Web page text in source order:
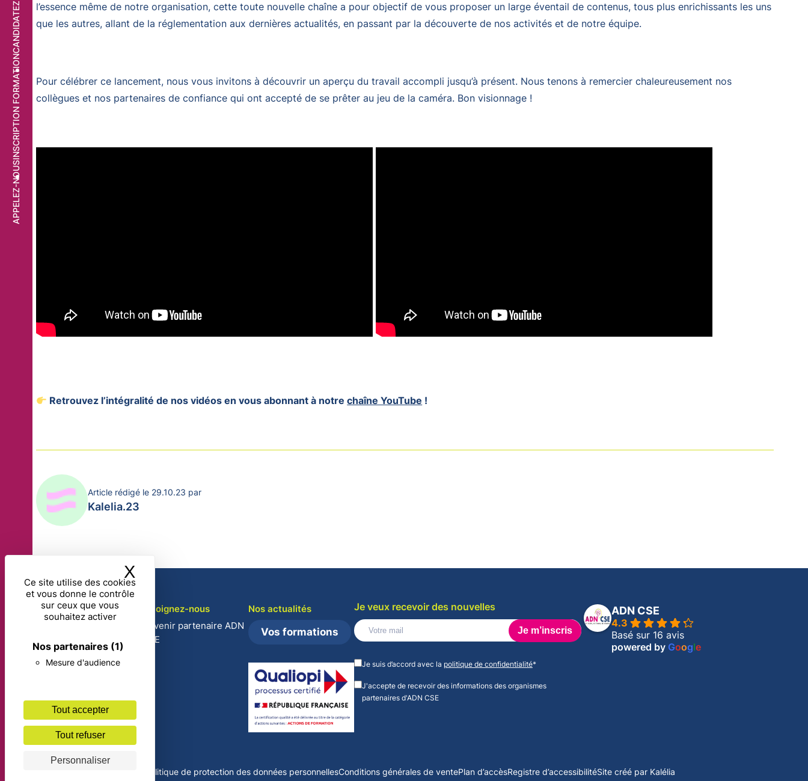
Ce site utilise des cookies
et vous donne le contrôle
sur ceux que vous
souhaitez activer
Nos partenaires (1)
Mesure d'audience
Tout accepter
Tout refuser
Personnaliser
X Masquer le bandeau des cookies
APPELEZ-NOUS
INSCRIPTION FORMATION
CANDIDATEZ
l’essence même de notre organisation, cette toute nouvelle chaîne a pour objectif de vous proposer un large éventail de contenus, tous plus enrichissants les uns
que les autres, allant de la réglementation aux dernières actualités, en passant par la découverte de nos activités et de notre équipe.
Pour célébrer ce lancement, nous vous invitons à découvrir un aperçu du travail accompli jusqu’à présent. Nous tenons à remercier chaleureusement nos
collègues et nos partenaires de confiance qui ont accepté de se prêter au jeu de la caméra. Bon visionnage !
Retrouvez l’intégralité de nos vidéos en vous abonnant à notrechaîne YouTube !
Article rédigé le 29.10.23 par
Kalelia.23
Découvrir ADN CSE
Nos organismes
partenaires
Rejoignez-nous
Devenir partenaire ADN
CSE
Nos actualités
Vos formations
Je veux recevoir des nouvelles
laisser
champ
vide.
Je suis d’accord avec la politique de confidentialité*
J'accepte de recevoir des informations des organismes
partenaires d'ADN CSE
ADN CSE
4.3
Basé sur 16 avis
powered by Google
Politique de protection des données personnellesConditions générales de ventePlan d’accèsRegistre d’accessibilitéSite créé par Kalélia